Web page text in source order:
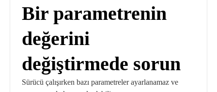
Bir parametrenin
değerini
değiştirmede sorun
Sürücü çalışırken bazı parametreler ayarlanamaz ve